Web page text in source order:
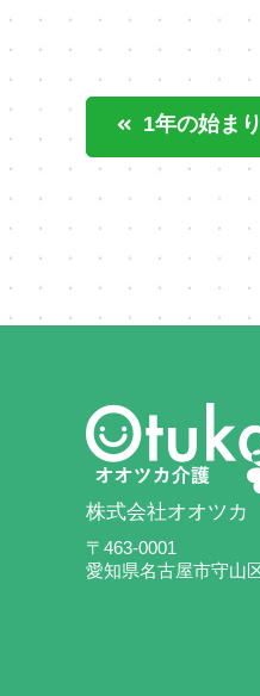
1年の始まり～うきうき
株式会社オオツカ
〒463-0001
愛知県名古屋市守山